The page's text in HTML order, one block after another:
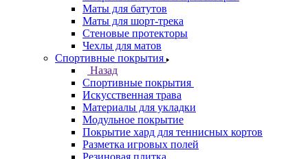
Маты для батутов
Маты для шорт-трека
Стеновые протекторы
Чехлы для матов
Спортивные покрытия
Назад
Спортивные покрытия
Искусственная трава
Материалы для укладки
Модульное покрытие
Покрытие хард для теннисных кортов
Разметка игровых полей
Резиновая плитка